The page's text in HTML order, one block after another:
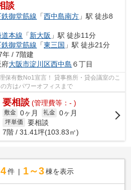
談
鉄御堂筋線 「西中島南方 」駅 徒歩8
本線 「新大阪 」駅 徒歩11分
鉄御堂筋線 「東三国 」駅 徒歩21分
年 / 7階建
府大阪市淀川区西中島 ６丁目
保有数No1宣言！ 貸事務所・貸会議室のこ
方はパワーオフィスまで
要相談 (管理費等：- )
敷金 0ヶ月 礼金 0ヶ月
坪単価
要相談
7階 / 31.41坪(103.83㎡)
4 件 1～3 棟を表示